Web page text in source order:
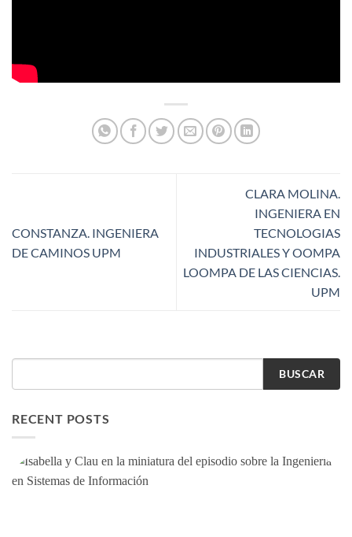
CONSTANZA. INGENIERA
DE CAMINOS UPM
CLARA MOLINA.
INGENIERA EN
TECNOLOGIAS
INDUSTRIALES Y OOMPA
LOOMPA DE LAS CIENCIAS.
UPM
BUSCAR
RECENT POSTS